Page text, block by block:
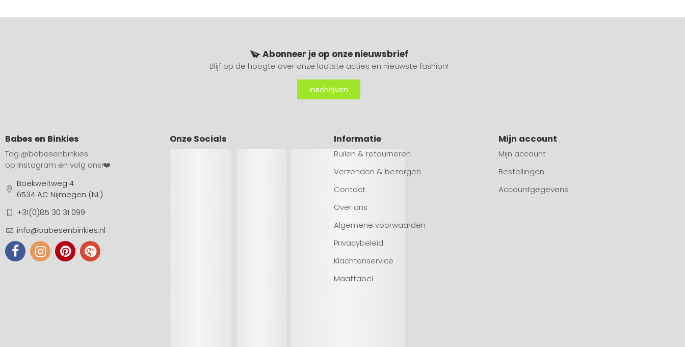
Abonneer je op onze nieuwsbrief
Blijf op de hoogte over onze laatste acties en nieuwste fashion!
Inschrijven
Babes en Binkies
Tag @babesenbinkies
op Instagram en volg ons!❤️
Boekweitweg 4
6534 AC Nijmegen (NL)
+31(0)85 30 31 099
info@babesenbinkies.nl
Onze Socials Informatie
Ruilen & retourneren
Verzenden & bezorgen
Contact
Over ons
Algemene voorwaarden
Privacybeleid
Klachtenservice
Maattabel
Mijn account
Mijn account
Bestellingen
Accountgegevens